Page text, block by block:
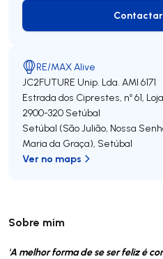
Sobre mim
'A melhor forma de se ser feliz é
RE/MAX Alive
JC2FUTURE Unip. Lda. AMI 6171
Estrada dos Ciprestes, nº 61,
2900-320 Setúbal
Setúbal (São Julião, Nossa
Maria da Graça), Setúbal
Ver no maps